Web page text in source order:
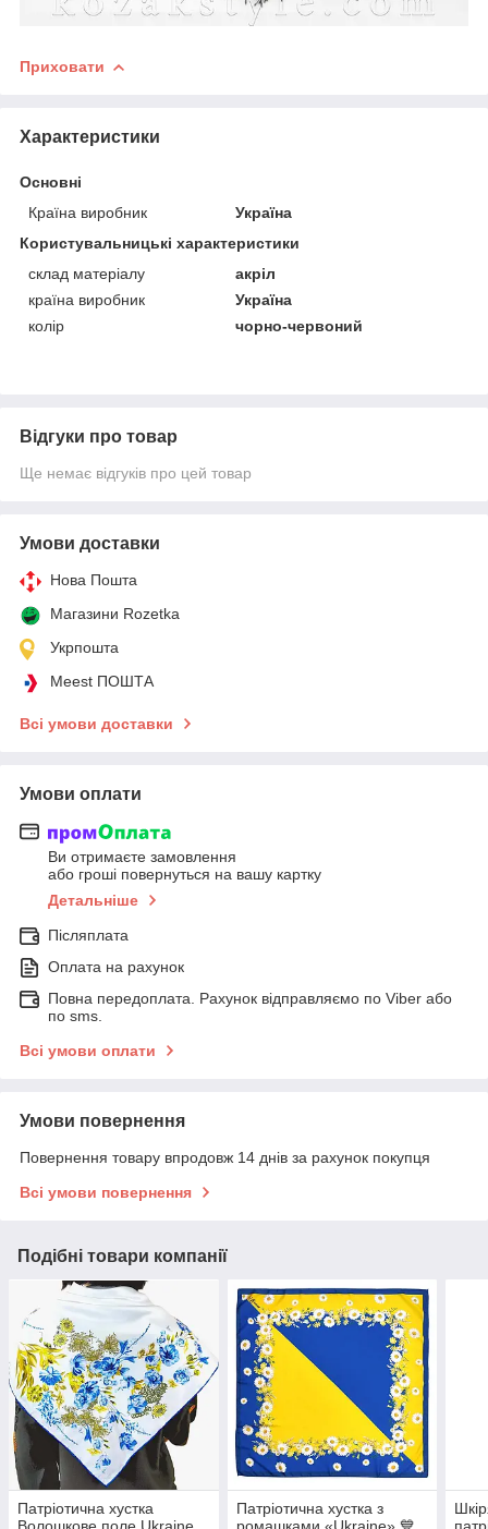
Приховати
Характеристики
Основні
Країна виробник
Україна
Користувальницькі характеристики
склад матеріалу
акріл
країна виробник
Україна
колір
чорно-червоний
Відгуки про товар
Ще немає відгуків про цей товар
Умови доставки
Нова Пошта
Магазини Rozetka
Укрпошта
Meest ПОШТА
Всі умови доставки
Умови оплати
Ви отримаєте замовлення
або гроші повернуться на вашу картку
Детальніше
Післяплата
Оплата на рахунок
Повна передоплата. Рахунок відправляємо по Viber або
по sms.
Всі умови оплати
Умови повернення
Повернення товару впродовж 14 днів за рахунок покупця
Всі умови повернення
Подібні товари компанії
Патріотична хустка
Патріотична хустка з